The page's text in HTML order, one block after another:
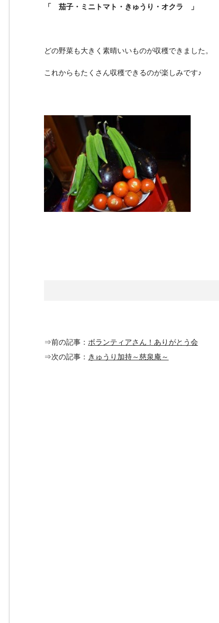
「 茄子・ミニトマト・きゅうり・オクラ 」
どの野菜も大きく素晴いいものが収穫できました。
これからもたくさん収穫できるのが楽しみです♪
⇒前の記事： ボランティアさん！ありがとう会
⇒次の記事： きゅうり加持～慈泉庵～